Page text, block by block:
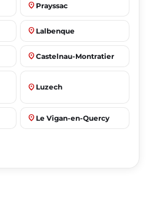
place Prayssac
place Lalbenque
place Castelnau-Montratier
place Luzech
place Le Vigan-en-Quercy